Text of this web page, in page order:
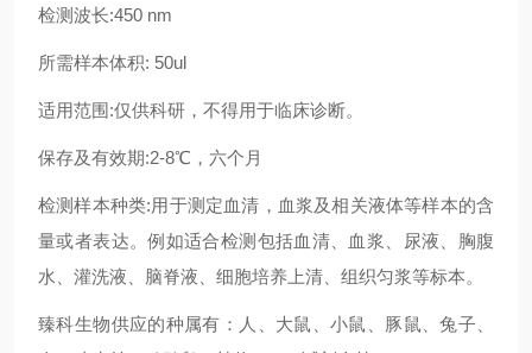
检测波长:450 nm
所需样本体积: 50ul
适用范围:仅供科研，不得用于临床诊断。
保存及有效期:2-8℃，六个月
检测样本种类:用于测定血清，血浆及相关液体等样本的含
量或者表达。例如适合检测包括血清、血浆、尿液、胸腹
水、灌洗液、脑脊液、细胞培养上清、组织匀浆等标本。
臻科生物供应的种属有：人、大鼠、小鼠、豚鼠、兔子、